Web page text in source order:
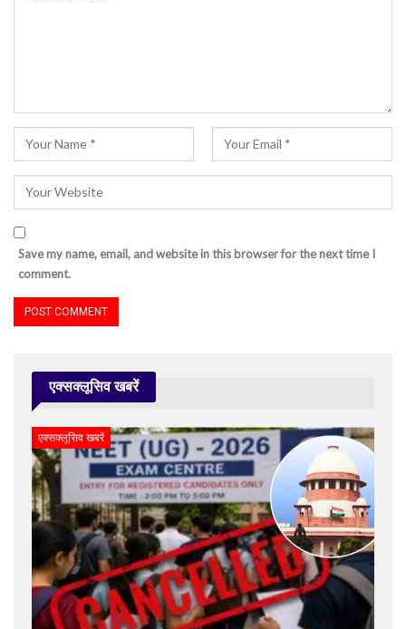
Save my name, email, and website in this browser for the next time I
comment.
एक्सक्लूसिव खबरें
एक्सक्लूसिव खबरें